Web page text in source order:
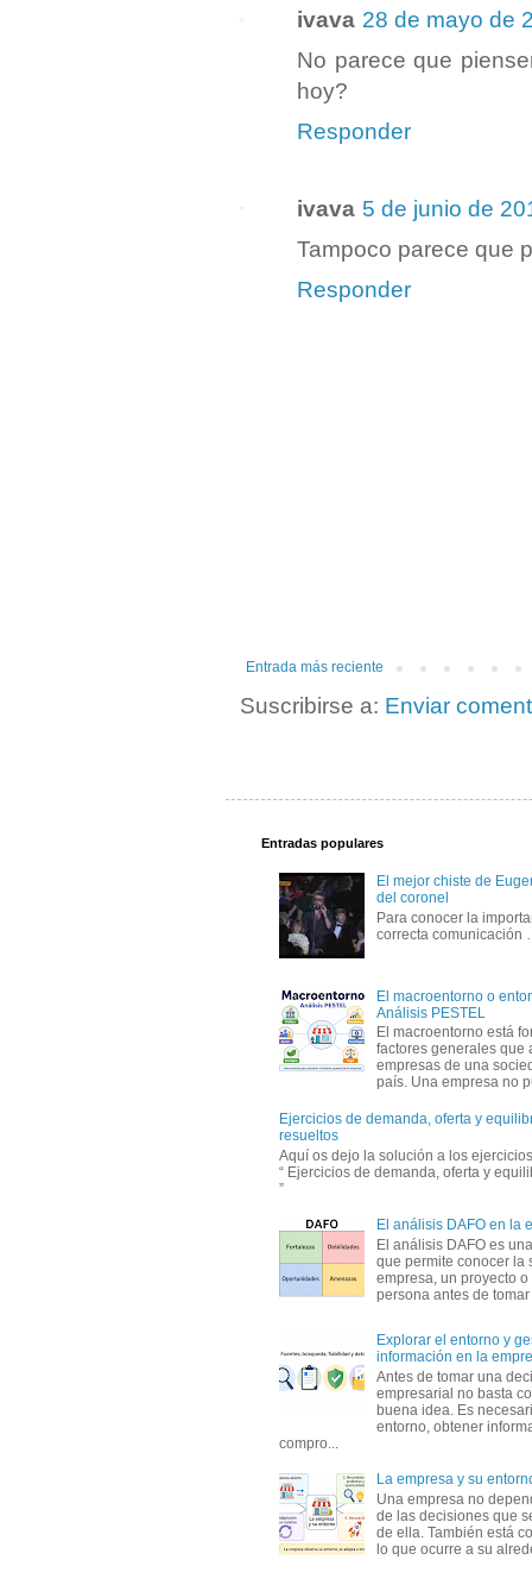
ivava 28 de mayo de
No parece que
hoy?
Responder
ivava 5 de junio de
Tampoco parece que
Responder
Entrada más reciente
Suscribirse a: Enviar
Entradas populares
El mejor chiste de
del coronel
Para conocer la
correcta
El macroentorno o
Análisis PESTEL
El macroentorno está
factores generales que
empresas de una
país. Una empresa no
Ejercicios de demanda, oferta y
resueltos
Aquí os dejo la solución a los
“ Ejercicios de demanda, oferta y
”
El análisis DAFO en la
El análisis DAFO es
que permite conocer la
empresa, un proyecto
persona antes de
Explorar el entorno y
información en la
Antes de tomar una
empresarial no basta
buena idea. Es
entorno, obtener
compro...
La empresa y su
Una empresa no
de las decisiones que
de ella. También está
lo que ocurre a su